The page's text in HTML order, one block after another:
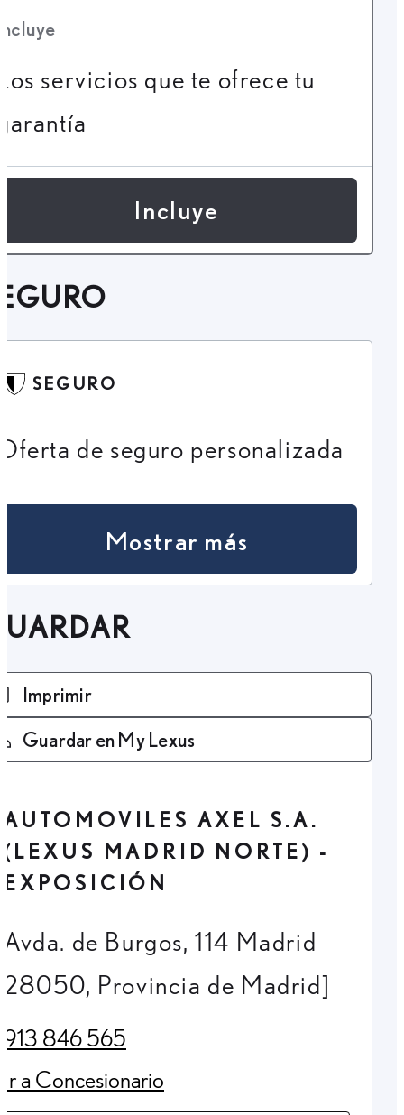
servicios que te ofrece tu
Incluye
SEGURO
de seguro personalizada
Mostrar más
Imprimir
Guardar en My Lexus
AUTOMOVILES AXEL S.A.
(LEXUS MADRID NORTE) -
EXPOSICIÓN
Avda. de Burgos, 114 Madrid
28050, Provincia de Madrid]
913 846 565
(Opens in new tab)
Ir a Concesionario
(Opens in new tab)